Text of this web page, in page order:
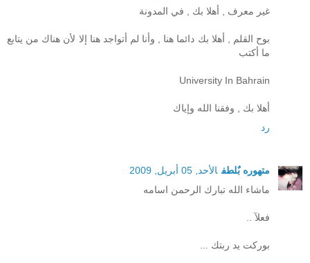
غير معرف , أهلا بك , في المدونة
بوح القلم , أهلا بك دائما هنا , وأنا لم أتواجد هنا إلا لأن هناك من يتابع
ما أكتب
University In Bahrain
أهلا بك , وفقنا الله وإياك
رد
متهوره بٌلطف الأحد, 05 أبريل, 2009
ماشاء الله تبارك الرحمن اسامه
فعلآ ..
بوركت يد ربتك ...